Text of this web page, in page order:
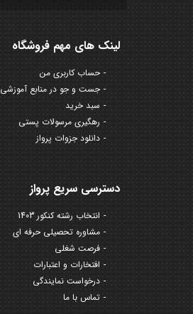
لینک های مهم فروشگاه
حساب کاربری من
جست و جو در منابع آموزشی
سبد خرید
رهگیری مرسولات پستی
دانلود جزوات پرواز
دسترسی سریع پرواز
انتخاب رشته کنکور 1403
مشاوره تحصیلی حرفه ای
فرصت شغلی
افتخارات و اعتبارات
درخواست نمایندگی
تماس با ما